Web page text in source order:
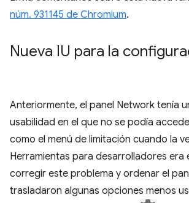
núm. 931145 de Chromium.
Nueva IU para la
Anteriormente, el panel Network tenía
usabilidad en el que no se podía
como el menú de limitación cuando la
Herramientas para desarrolladores era
corregir este problema y ordenar el
trasladaron algunas opciones menos